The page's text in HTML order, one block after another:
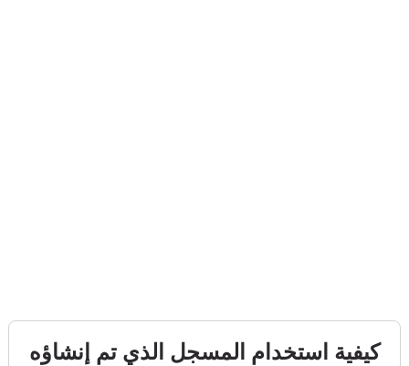
كيفية استخدام المسجل الذي تم إنشاؤه